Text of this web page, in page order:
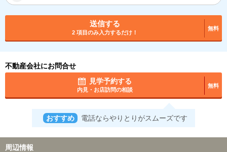
送信する
2 項目のみ入力するだけ！
無料
不動産会社にお問合せ
見学予約する
内見・お店訪問の相談
無料
おすすめ 電話ならやりとりがスムーズです
周辺情報